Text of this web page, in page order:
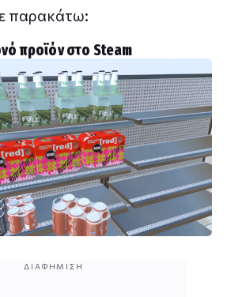
παρακάτω:
προϊόν στο Steam
ΔΙΑΦΉΜΙΣΗ